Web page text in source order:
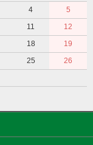
4
5
11
12
18
19
25
26